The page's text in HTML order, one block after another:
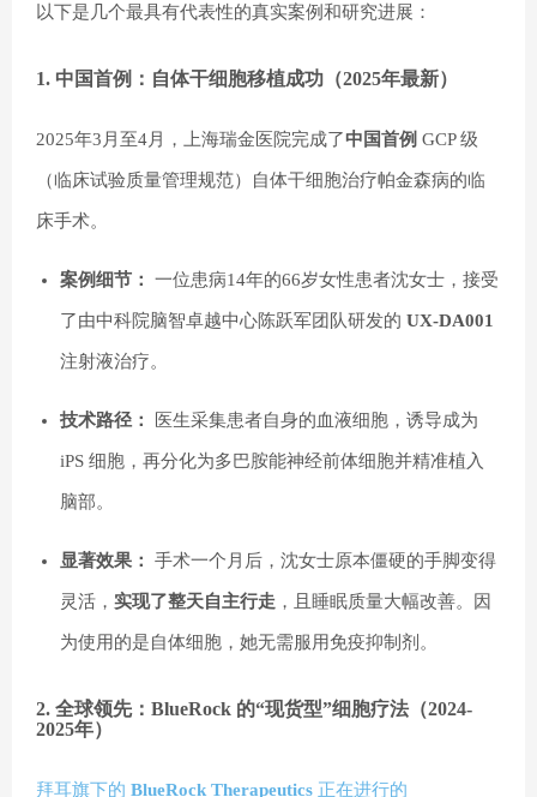
以下是几个最具有代表性的真实案例和研究进展：
1. 中国首例：自体干细胞移植成功（2025年最新）
2025年3月至4月，上海瑞金医院完成了中国首例 GCP 级
（临床试验质量管理规范）自体干细胞治疗帕金森病的临
床手术。
案例细节： 一位患病14年的66岁女性患者沈女士，接受
了由中科院脑智卓越中心陈跃军团队研发的 UX-DA001
注射液治疗。
技术路径： 医生采集患者自身的血液细胞，诱导成为
iPS 细胞，再分化为多巴胺能神经前体细胞并精准植入
脑部。
显著效果： 手术一个月后，沈女士原本僵硬的手脚变得
灵活， 实现了整天自主行走 ，且睡眠质量大幅改善。因
为使用的是自体细胞，她无需服用免疫抑制剂。
2. 全球领先：BlueRock 的“现货型”细胞疗法（2024-
2025年）
拜耳旗下的 BlueRock Therapeutics 正在进行的